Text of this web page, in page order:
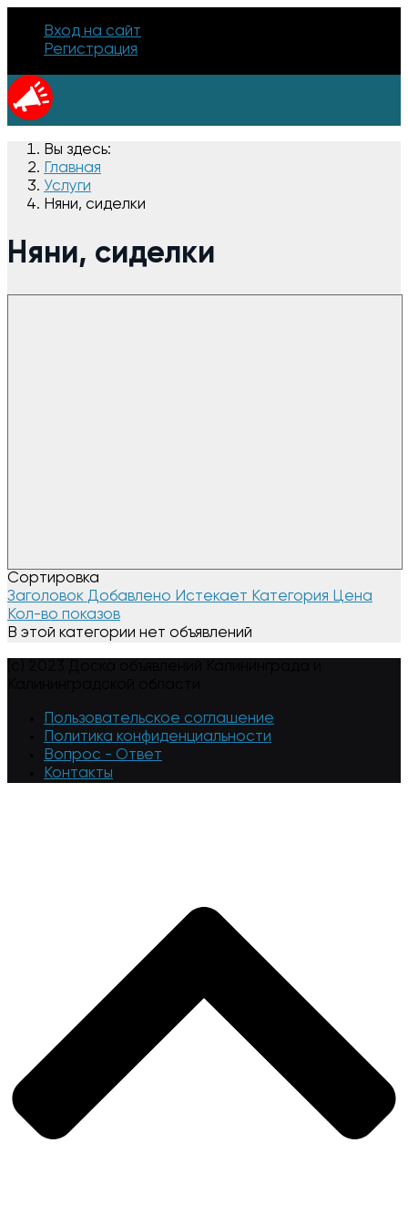
Вход на сайт
Регистрация
Вы здесь:
Главная
Услуги
Няни, сиделки
Няни, сиделки
Сортировка
Заголовок Добавлено Истекает Категория Цена
Кол-во показов
В этой категории нет объявлений
Пользовательское соглашение
Политика конфиденциальности
Вопрос - Ответ
Контакты